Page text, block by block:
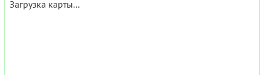
Загрузка карты...